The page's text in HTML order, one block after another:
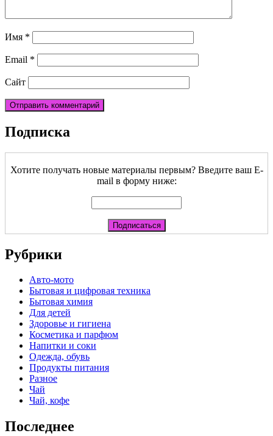
Имя *
Email *
Сайт
Подписка
Хотите получать новые материалы первым? Введите ваш E-
mail в форму ниже:
Рубрики
Авто-мото
Бытовая и цифровая техника
Бытовая химия
Для детей
Здоровье и гигиена
Косметика и парфюм
Напитки и соки
Одежда, обувь
Продукты питания
Разное
Чай
Чай, кофе
Последнее